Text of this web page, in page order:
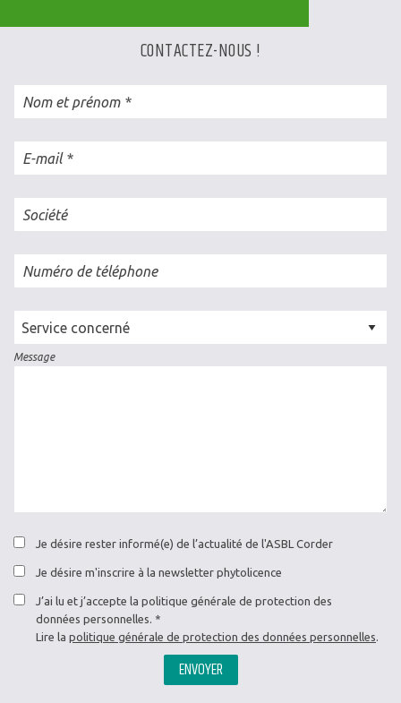
CONTACTEZ-NOUS !
Nom et prénom
E-mail
Société
Numéro de téléphone
Cellule
concernée
Message
Je désire rester informé(e) de l’actualité de l'ASBL Corder
Je désire m'inscrire à la newsletter phytolicence
J’ai lu et j’accepte la politique générale de protection des
données personnelles.
Lire la politique générale de protection des données personnelles.
ENVOYER